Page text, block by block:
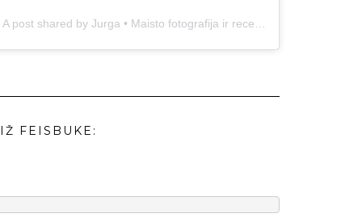
FEISBUKE: